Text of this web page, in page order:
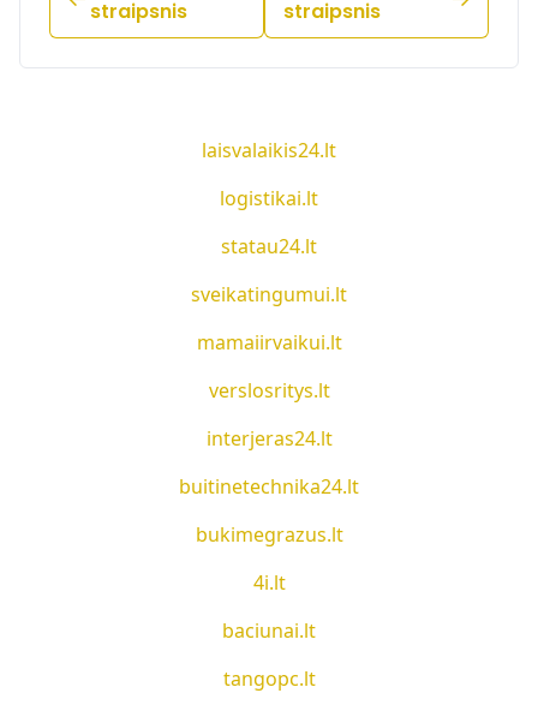
straipsnis
straipsnis
laisvalaikis24.lt
logistikai.lt
statau24.lt
sveikatingumui.lt
mamaiirvaikui.lt
verslosritys.lt
interjeras24.lt
buitinetechnika24.lt
bukimegrazus.lt
4i.lt
baciunai.lt
tangopc.lt